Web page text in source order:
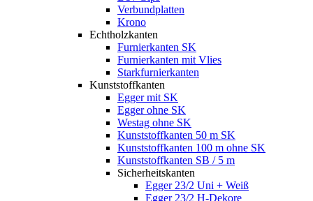
Verbundplatten
Krono
Echtholzkanten
Furnierkanten SK
Furnierkanten mit Vlies
Starkfurnierkanten
Kunststoffkanten
Egger mit SK
Egger ohne SK
Westag ohne SK
Kunststoffkanten 50 m SK
Kunststoffkanten 100 m ohne SK
Kunststoffkanten SB / 5 m
Sicherheitskanten
Egger 23/2 Uni + Weiß
Egger 23/2 H-Dekore